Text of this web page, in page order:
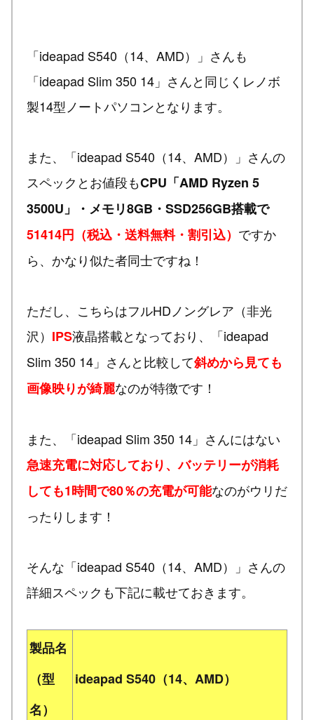
「ideapad S540（14、AMD）」さんも
「ideapad Slim 350 14」さんと同じくレノボ
製14型ノートパソコンとなります。
また、「ideapad S540（14、AMD）」さんの
スペックとお値段もCPU「AMD Ryzen 5
3500U」・メモリ8GB・SSD256GB搭載で
51414円（税込・送料無料・割引込） ですか
ら、かなり似た者同士ですね！
ただし、こちらはフルHDノングレア（非光
沢） IPS液晶搭載となっており、「ideapad
Slim 350 14」さんと比較して斜めから見ても
画像映りが綺麗なのが特徴です！
また、「ideapad Slim 350 14」さんにはない
急速充電に対応しており、バッテリーが消耗
しても1時間で80％の充電が可能なのがウリだ
ったりします！
そんな「ideapad S540（14、AMD）」さんの
詳細スペックも下記に載せておきます。
製品名
（型
名）
ideapad S540（14、AMD）